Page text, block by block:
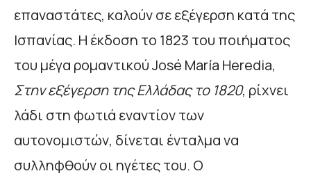
επαναστάτες, καλούν σε εξέγερση κατά της
Ισπανίας. Η έκδοση το 1823 του ποιήματος
του μέγα ρομαντικού José María Heredia,
Στην εξέγερση της Ελλάδας το 1820, ρίχνει
λάδι στη φωτιά εναντίον των
αυτονομιστών, δίνεται ένταλμα να
συλληφθούν οι ηγέτες του. Ο